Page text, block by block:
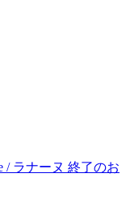
/ ラナーヌ 終了のお